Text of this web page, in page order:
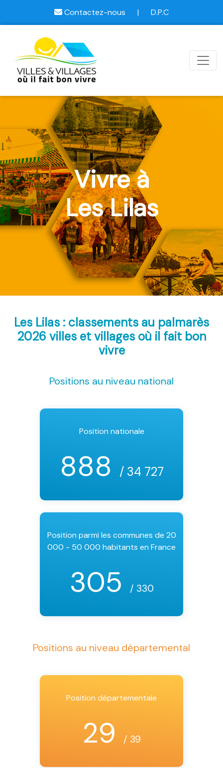
Contactez-nous | D.P.C
Vivre à
Les Lilas
Les Lilas : classements au palmarès
2026 villes et villages où il fait bon
vivre
Positions au niveau national
Position nationale
888 / 34 727
Position parmi les communes de 20
000 - 50 000 habitants en France
305 / 330
Positions au niveau départemental
Position départementale
29 / 39